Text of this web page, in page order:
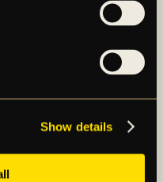
Show details